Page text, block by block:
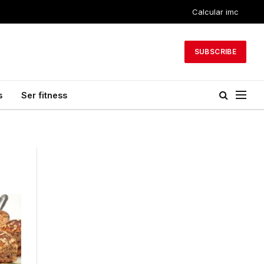
Calcular imc
SUBSCRIBE
Ser fitness